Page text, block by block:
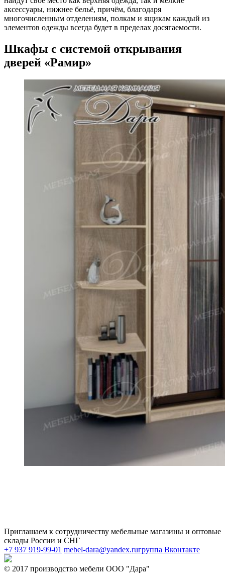
аксессуары, нижнее бельё, причём, благодаря
многочисленным отделениям, полкам и ящикам каждый из
элементов одежды всегда будет в пределах досягаемости.
Шкафы с системой открывания
дверей «Рамир»
Приглашаем к сотрудничеству мебельные магазины и оптовые
склады России и СНГ
+7 937 919-99-01 mebel-dara@yandex.ruгруппа Вконтакте
© 2017 производство мебели ООО "Дара"